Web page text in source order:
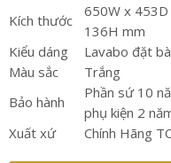
Kích thước
650W x
136H mm
Kiểu dáng
Lavabo đặt
Màu sắc
Trắng
Bảo hành
Phần sứ 10
phụ kiện 2
Xuất xứ
Chính Hãng